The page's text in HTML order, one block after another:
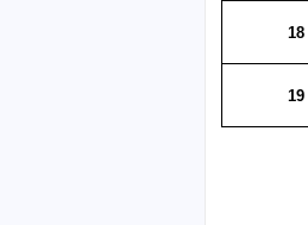
18
19